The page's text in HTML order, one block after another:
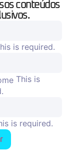
conteúdos
is required.
This is
is required.